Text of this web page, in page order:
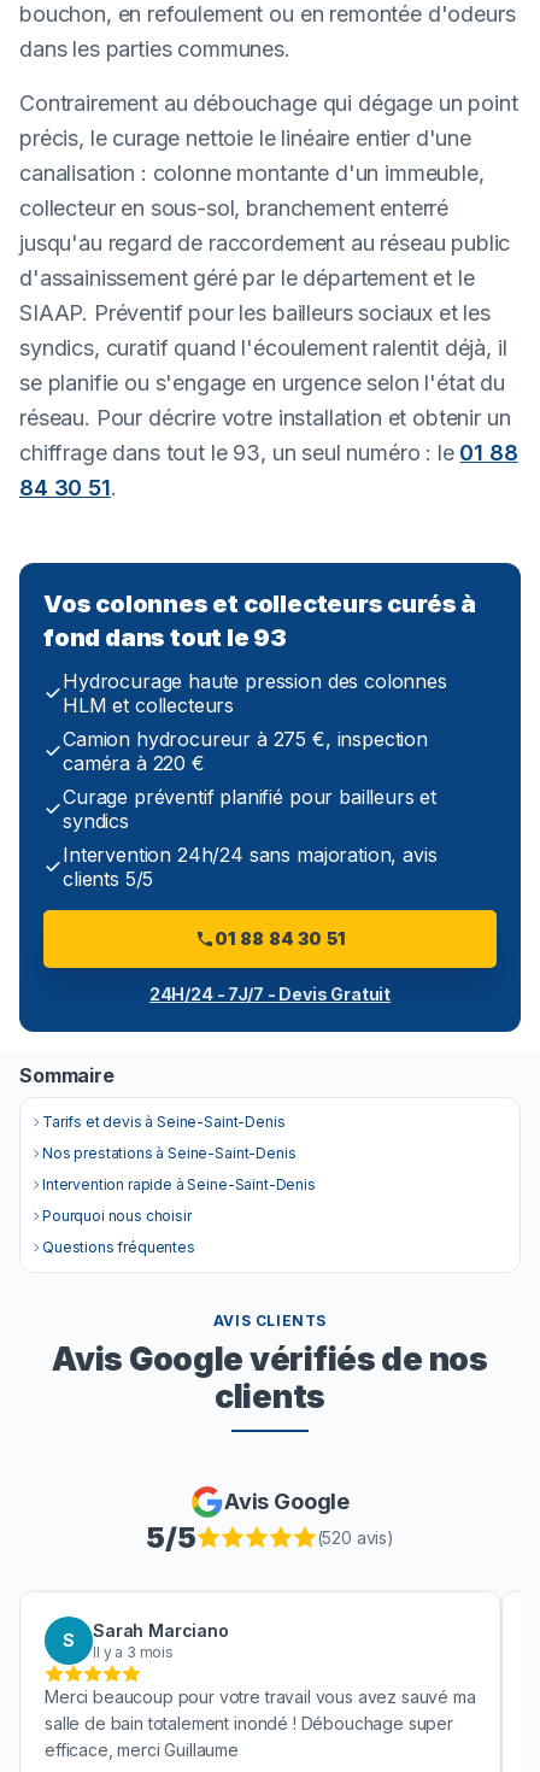
bouchon, en refoulement ou en remontée d'odeurs
dans les parties communes.
Contrairement au débouchage qui dégage un point
précis, le curage nettoie le linéaire entier d'une
canalisation : colonne montante d'un immeuble,
collecteur en sous-sol, branchement enterré
jusqu'au regard de raccordement au réseau public
d'assainissement géré par le département et le
SIAAP. Préventif pour les bailleurs sociaux et les
syndics, curatif quand l'écoulement ralentit déjà, il
se planifie ou s'engage en urgence selon l'état du
réseau. Pour décrire votre installation et obtenir un
chiffrage dans tout le 93, un seul numéro : le 01 88
84 30 51.
Vos colonnes et collecteurs curés à
fond dans tout le 93
Hydrocurage haute pression des colonnes
HLM et collecteurs
Camion hydrocureur à 275 €, inspection
caméra à 220 €
Curage préventif planifié pour bailleurs et
syndics
Intervention 24h/24 sans majoration, avis
clients 5/5
01 88 84 30 51
24H/24 - 7J/7 - Devis Gratuit
Sommaire
Tarifs et devis à Seine-Saint-Denis
Nos prestations à Seine-Saint-Denis
Intervention rapide à Seine-Saint-Denis
Pourquoi nous choisir
Questions fréquentes
AVIS CLIENTS
Avis Google vérifiés de nos
clients
Avis Google
5/5 (520 avis)
S Sarah Marciano
Il y a 3 mois
Merci beaucoup pour votre travail vous avez sauvé ma
salle de bain totalement inondé ! Débouchage super
efficace, merci Guillaume